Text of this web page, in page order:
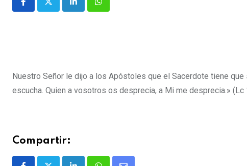
Nuestro Señor le dijo a los Apóstoles que el Sacerdote tiene
escucha. Quien a vosotros os desprecia, a Mi me desprecia.» (Lc
Compartir: